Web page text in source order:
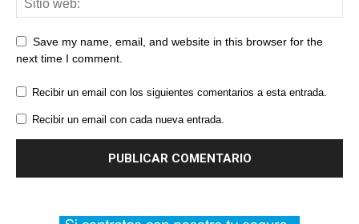
Save my name, email, and website in this browser for the
next time I comment.
Recibir un email con los siguientes comentarios a esta entrada.
Recibir un email con cada nueva entrada.